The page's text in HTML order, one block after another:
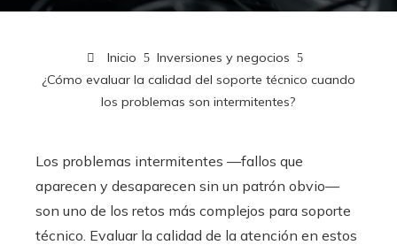
Inicio
Inversiones y negocios
¿Cómo evaluar la calidad del soporte técnico cuando
los problemas son intermitentes?
Los problemas intermitentes —fallos que
aparecen y desaparecen sin un patrón obvio—
son uno de los retos más complejos para soporte
técnico. Evaluar la calidad de la atención en estos